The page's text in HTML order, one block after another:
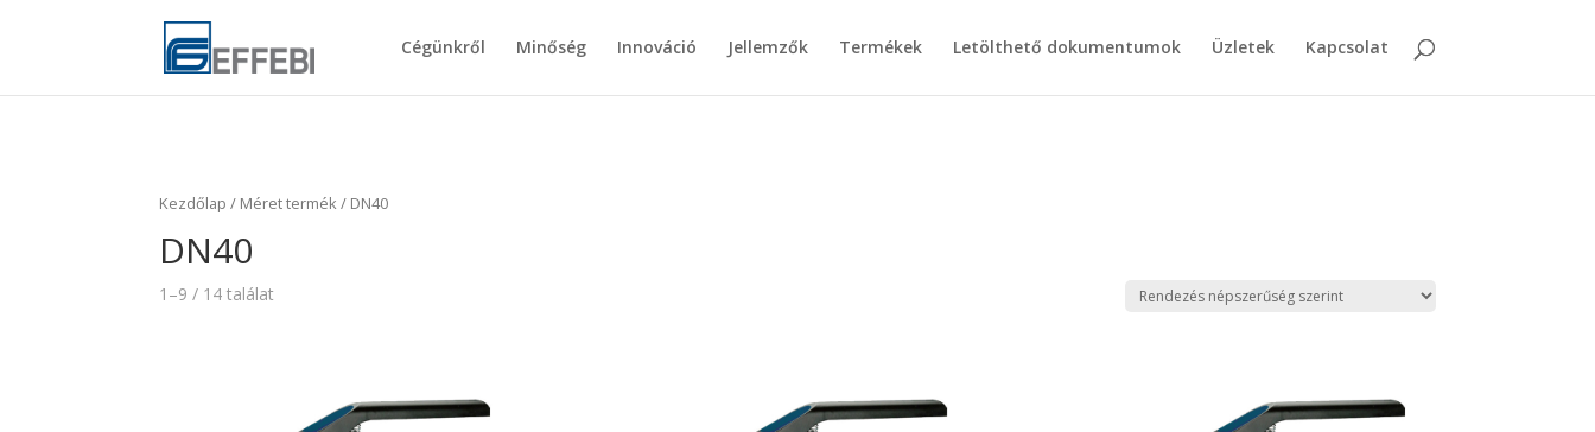
Cégünkről Minőség Innováció Jellemzők Termékek Letölthető dokumentumok Üzletek Kapcsolat
Kezdőlap / Méret termék / DN40
DN40
1–9 / 14 találat